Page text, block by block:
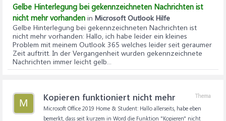
Gelbe Hinterlegung bei gekennzeichneten Nachrichten ist
nicht mehr vorhanden in Microsoft Outlook Hilfe
Gelbe Hinterlegung bei gekennzeichneten Nachrichten ist
nicht mehr vorhanden: Hallo, ich habe leider ein kleines
Problem mit meinem Outlook 365 welches leider seit geraumer
Zeit auftritt. In der Vergangenheit wurden gekennzeichnete
Nachrichten immer leicht gelb...
M
Thema
Kopieren funktioniert nicht mehr
Microsoft Office 2019 Home & Student: Hallo allerseits, habe eben
bemerkt, dass seit kurzem in Word die Funktion "Kopieren" nicht